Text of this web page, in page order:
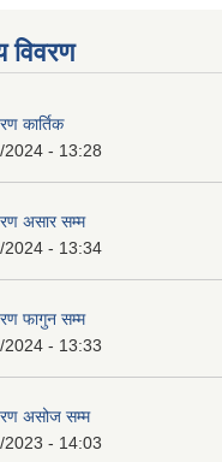
विवरण
कार्तिक
2024 - 13:28
असार सम्म
2024 - 13:34
फागुन सम्म
2024 - 13:33
असोज सम्म
2023 - 14:03